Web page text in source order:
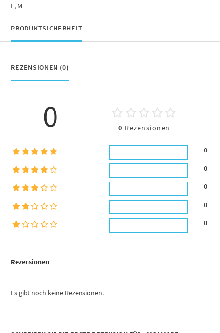
L, M
PRODUKTSICHERHEIT
REZENSIONEN (0)
Rezensionen
Es gibt noch keine Rezensionen.
0 0 Rezensionen
0
0
0
0
0